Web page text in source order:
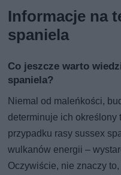
Informacje na
spaniela
Co jeszcze warto
spaniela?
Niemal od maleńkości,
determinuje ich określony
przypadku rasy sussex
wulkanów energii –
Oczywiście, nie znaczy